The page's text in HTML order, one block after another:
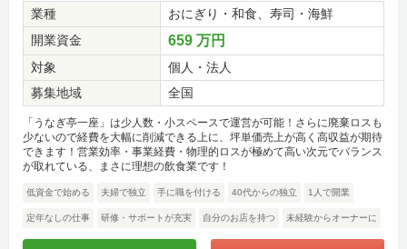
業種
おにぎり・和食、寿司・海鮮
開業資金
659 万円
対象
個人・法人
募集地域
全国
「うなぎ亭一座」は少人数・小スペースで運営が可能！さらに廃棄ロスも
少ないので経費を大幅に削減できる上に、坪単価売上が高く高収益が期待
できます！営業効率・事業経費・物理的ロスが極めて高い次元でバランス
が取れている、まさに理想の飲食業です！
低資金で始める 夫婦で独立 手に職を付ける 40代からの独立 1人で開業
定年なしの仕事 研修・サポートが充実 自分のお店を持つ 未経験からオーナーに